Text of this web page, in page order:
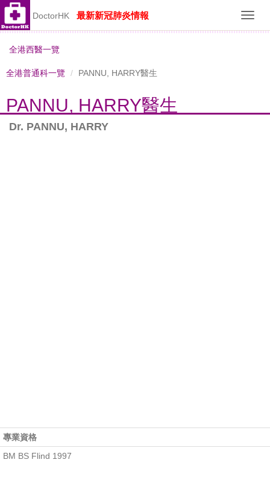
DoctorHK 最新新冠肺炎情報
全港西醫一覽
全港普通科一覽 PANNU, HARRY醫生
PANNU, HARRY醫生
Dr. PANNU, HARRY
專業資格
BM BS Flind 1997